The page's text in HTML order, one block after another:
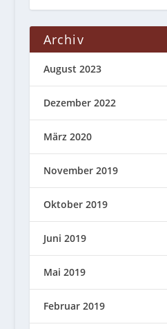
Archiv
August 2023
Dezember 2022
März 2020
November 2019
Oktober 2019
Juni 2019
Mai 2019
Februar 2019